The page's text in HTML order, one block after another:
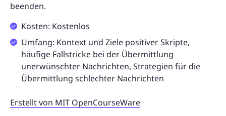
beenden.
Kosten: Kostenlos
Umfang: Kontext und Ziele positiver Skripte,
häufige Fallstricke bei der Übermittlung
unerwünschter Nachrichten, Strategien für die
Übermittlung schlechter Nachrichten
Erstellt von MIT OpenCourseWare